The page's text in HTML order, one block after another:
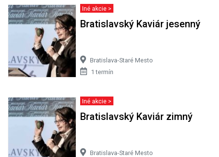
Iné akcie >
Bratislavský Kaviár jesenný
Bratislava-Staré Mesto
1 termín
Iné akcie >
Bratislavský Kaviár zimný
Bratislava-Staré Mesto